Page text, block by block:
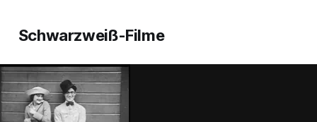
Schwarzweiß-Filme